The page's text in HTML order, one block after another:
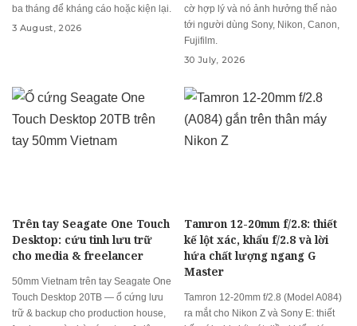
ba tháng để kháng cáo hoặc kiện lại.
3 August, 2026
cờ hợp lý và nó ảnh hưởng thế nào
tới người dùng Sony, Nikon, Canon,
Fujifilm.
30 July, 2026
Trên tay Seagate One Touch
Desktop: cứu tinh lưu trữ
cho media & freelancer
50mm Vietnam trên tay Seagate One
Touch Desktop 20TB — ổ cứng lưu
trữ & backup cho production house,
Tamron 12-20mm f/2.8: thiết
kế lột xác, khẩu f/2.8 và lời
hứa chất lượng ngang G
Master
Tamron 12-20mm f/2.8 (Model A084)
ra mắt cho Nikon Z và Sony E: thiết